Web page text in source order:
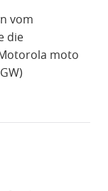
vom
die
moto